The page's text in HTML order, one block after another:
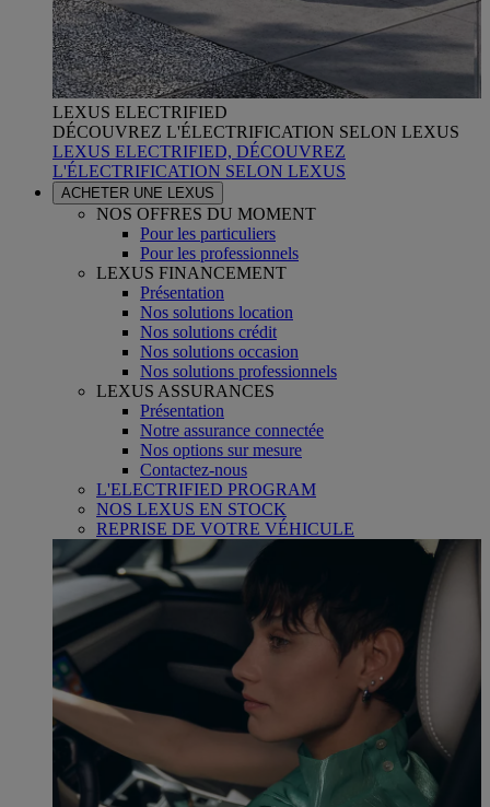
LEXUS ELECTRIFIED
DÉCOUVREZ L'ÉLECTRIFICATION SELON LEXUS
LEXUS ELECTRIFIED, DÉCOUVREZ
L'ÉLECTRIFICATION SELON LEXUS
ACHETER UNE LEXUS
NOS OFFRES DU MOMENT
Pour les particuliers
Pour les professionnels
LEXUS FINANCEMENT
Présentation
Nos solutions location
Nos solutions crédit
Nos solutions occasion
Nos solutions professionnels
LEXUS ASSURANCES
Présentation
Notre assurance connectée
Nos options sur mesure
Contactez-nous
L'ELECTRIFIED PROGRAM
NOS LEXUS EN STOCK
REPRISE DE VOTRE VÉHICULE